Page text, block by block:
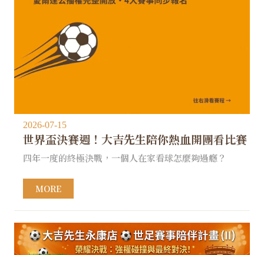
2026-07-15
世界盃決賽週！大吉先生陪你熱血開團看比賽
四年一度的終極決戰，一個人在家看球怎麼夠過癮？
MORE